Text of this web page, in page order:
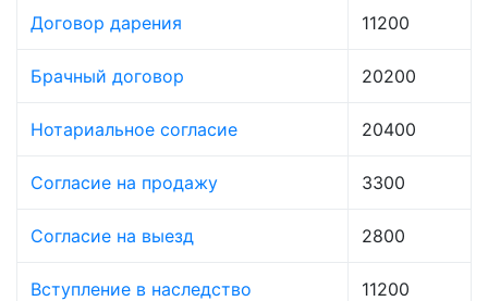
Договор дарения 11200
Брачный договор 20200
Нотариальное согласие 20400
Согласие на продажу 3300
Согласие на выезд 2800
Вступление в наследство 11200